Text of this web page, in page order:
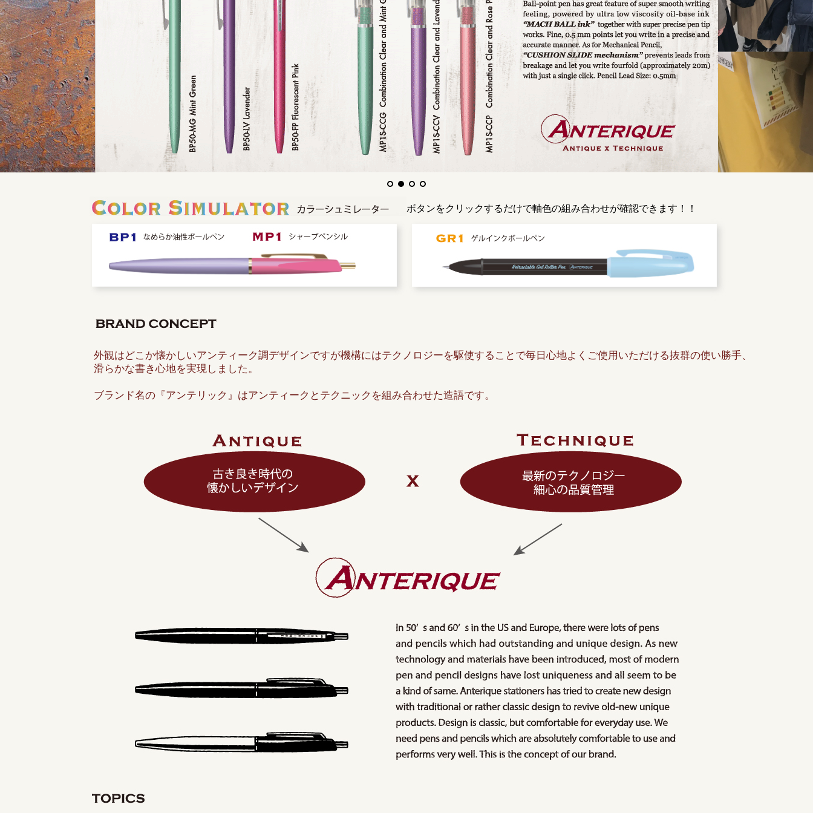
ボタンをクリックするだけで軸色の組み合わせが確認できます！！
外観はどこか懐かしいアンティーク調デザインですが機構にはテクノロジーを駆使することで毎日心地よくご使用いただける抜群の使い勝手、
滑らかな書き心地を実現しました。
ブランド名の『アンテリック』はアンティークとテクニックを組み合わせた造語です。